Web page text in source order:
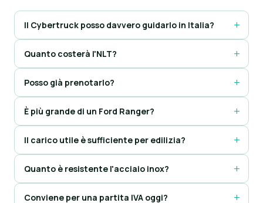
Il Cybertruck posso davvero guidarlo in Italia?
Quanto costerà l'NLT?
Posso già prenotarlo?
È più grande di un Ford Ranger?
Il carico utile è sufficiente per edilizia?
Quanto è resistente l'acciaio inox?
Conviene per una partita IVA oggi?